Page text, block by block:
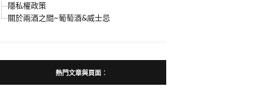
隱私權政策
關於兩酒之間~葡萄酒&威士忌
熱門文章與頁面︰